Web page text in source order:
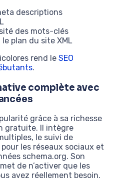
descriptions
des mots-clés
plan du site XML
rend le SEO
.
complète avec
grâce à sa richesse
gratuite. Il intègre
le suivi de
les réseaux sociaux et
schema.org. Son
de n’activer que les
avez réellement besoin.